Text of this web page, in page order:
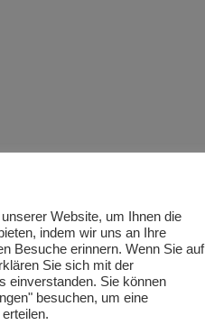
Website, um Ihnen die
indem wir uns an Ihre
Besuche erinnern. Wenn Sie auf
Sie sich mit der
einverstanden. Sie können
besuchen, um eine